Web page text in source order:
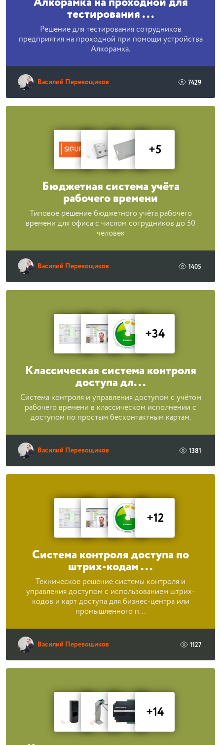
тестирования ...
Решение для тестирования сотрудников
предприятия на проходной при помощи устройства
Алкорамка.
Василий Перевощиков 7429
+5
Бюджетная система учёта
рабочего времени
Типовое решение бюджетного учёта рабочего
времени для офиса с числом сотрудников до 50
человек
Василий Перевощиков 1405
+34
Классическая система контроля
доступа дл...
Система контроля и управления доступом с учётом
рабочего времени в классическом исполнении с
доступом по простым бесконтактным картам.
Василий Перевощиков 1381
+12
Система контроля доступа по
штрих-кодам ...
Техническое решение системы контроля и
управления доступом с использованием штрих-
кодов и карт доступа для бизнес-центра или
промышленного п...
Василий Перевощиков 1127
+14